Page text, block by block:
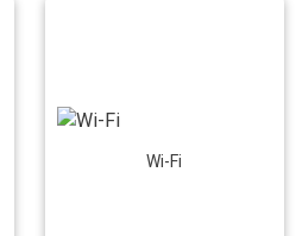
Wi-Fi